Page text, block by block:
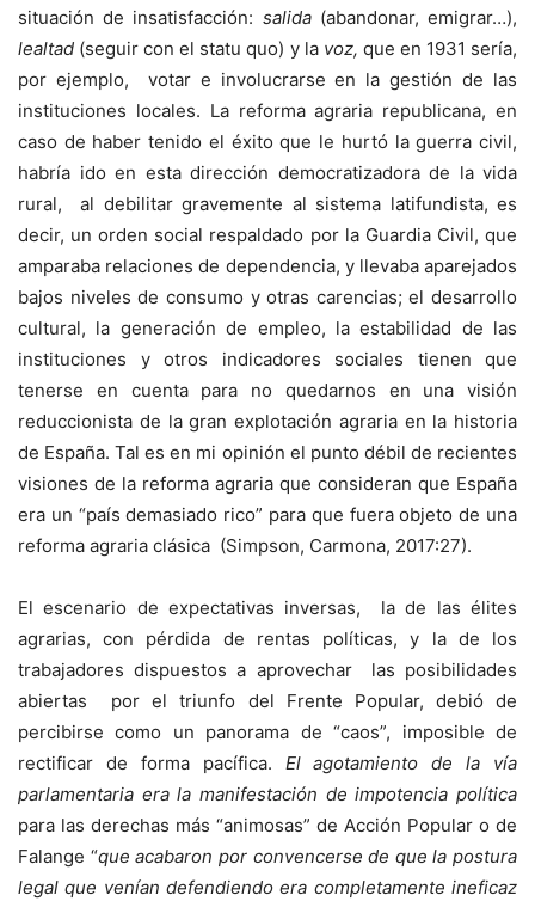
situación de insatisfacción: salida(abandonar, emigrar…),
lealtad (seguir con el statu quo) y la voz, que en 1931 sería,
por ejemplo, votar e involucrarse en la gestión de las
instituciones locales. La reforma agraria republicana, en
caso de haber tenido el éxito que le hurtó la guerra civil,
habría ido en esta dirección democratizadora de la vida
rural, al debilitar gravemente al sistema latifundista, es
decir, un orden social respaldado por la Guardia Civil, que
amparaba relaciones de dependencia, y llevaba aparejados
bajos niveles de consumo y otras carencias; el desarrollo
cultural, la generación de empleo, la estabilidad de las
instituciones y otros indicadores sociales tienen que
tenerse en cuenta para no quedarnos en una visión
reduccionista de la gran explotación agraria en la historia
de España. Tal es en mi opinión el punto débil de recientes
visiones de la reforma agraria que consideran que España
era un “país demasiado rico” para que fuera objeto de una
reforma agraria clásica (Simpson, Carmona, 2017:27).
El escenario de expectativas inversas, la de las élites
agrarias, con pérdida de rentas políticas, y la de los
trabajadores dispuestos a aprovechar las posibilidades
abiertas por el triunfo del Frente Popular, debió de
percibirse como un panorama de “caos”, imposible de
rectificar de forma pacífica. El agotamiento de la vía
parlamentaria era la manifestación de impotencia política
para las derechas más “animosas” de Acción Popular o de
Falange “que acabaron por convencerse de que la postura
legal que venían defendiendo era completamente ineficaz